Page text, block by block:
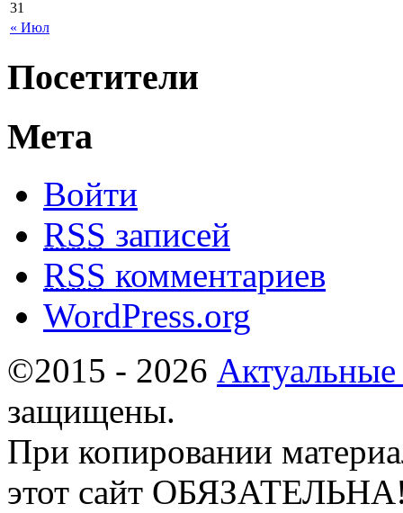
« Июл
31
Посетители
Мета
Войти
RSS записей
RSS комментариев
WordPress.org
©2015 - 2026
защищены.
При копировании
этот сайт